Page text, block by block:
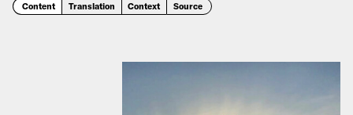
Content Translation Context Source